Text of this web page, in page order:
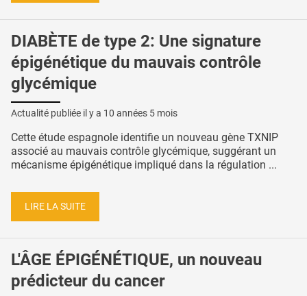
DIABÈTE de type 2: Une signature
épigénétique du mauvais contrôle
glycémique
Actualité publiée il y a 10 années 5 mois
Cette étude espagnole identifie un nouveau gène TXNIP
associé au mauvais contrôle glycémique, suggérant un
mécanisme épigénétique impliqué dans la régulation ...
LIRE LA SUITE
L'ÂGE ÉPIGÉNÉTIQUE, un nouveau
prédicteur du cancer